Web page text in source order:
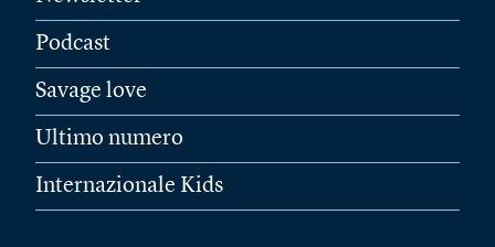
Podcast
Savage love
Ultimo numero
Internazionale Kids